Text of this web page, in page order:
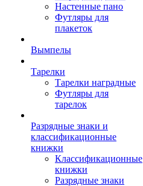
Настенные пано
Футляры для
плакеток
Вымпелы
Тарелки
Тарелки наградные
Футляры для
тарелок
Разрядные знаки и
классификационные
книжки
Классификационные
книжки
Разрядные знаки